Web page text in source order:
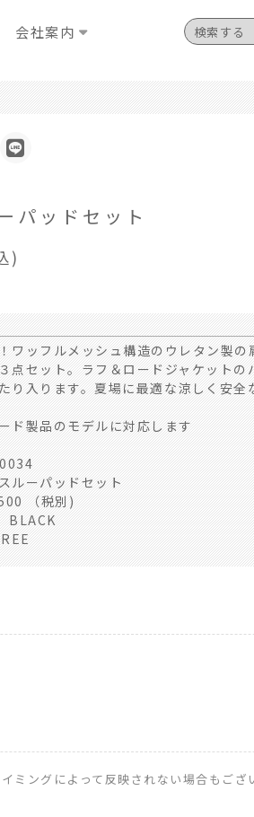
会社案内
パッドセット
)
ワッフルメッシュ構造のウレタン製の
点セット。ラフ＆ロードジャケットの
り入ります。夏場に最適な涼しく安全
ド製品のモデルに対応します
ルーパッドセット
（税別)
BLACK
ミングによって反映されない場合もござ